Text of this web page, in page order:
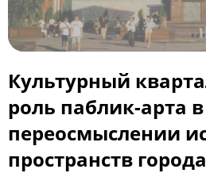
Культурный
роль паблик-арта в
переосмыслении
пространств города